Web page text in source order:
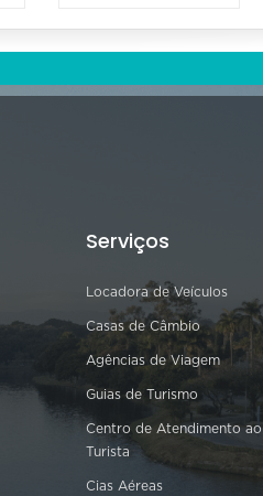
Serviços
Locadora de Veículos
Casas de Câmbio
Agências de Viagem
Guias de Turismo
Centro de Atendimento ao
Turista
Cias Aéreas